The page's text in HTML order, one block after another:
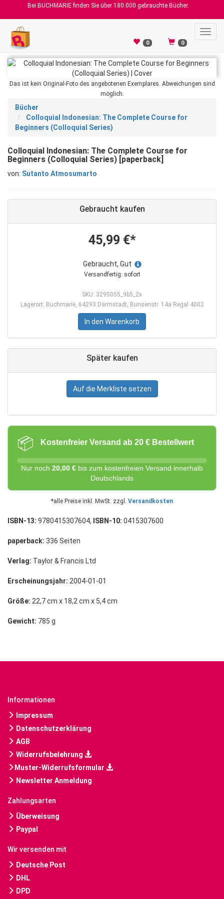
Bei BUCHMARIE finden Sie über 180.000 gebrauchte Bücher.
0 0
Das ist kein Original-Foto des angebotenen Exemplares. Abweichungen sind
möglich.
Bücher
Colloquial Indonesian: The Complete Course for
Beginners (Colloquial Series)
Colloquial Indonesian: The Complete Course for
Beginners (Colloquial Series) [paperback]
von: Sutanto Atmosumarto
Gebraucht kaufen
45,99 €*
Gebraucht, Gut
Versandfertig: sofort
SKU: 3295055_9b5_2x
Lagerort: Buchmarie, 64293 Darmstadt, Bunsenstr. 14a Regal 4002
In den Warenkorb
Später kaufen
Auf die Merkliste setzen
📦 Kostenfreier Versand ab 20 € Bestellwert
Nur noch 20,00 € bis zum kostenfreien Versand innerhalb
Deutschlands
*alle Preise inkl. MwSt. zzgl. Versandkosten
ISBN-13: 9780415307604, ISBN-10: 0415307600
paperback: 336 Seiten
Verlag: Taylor & Francis Ltd
Erscheinungsjahr: 2004-01-01
Größe: 22,7 cm x 18,2 cm x 5,4 cm
Gewicht: 785 g
Informationen
Impressum
Datenschutzerklärung
AGB
Widerrufsbelehrung
Muster-Widerrufsformular
Newsletter Anmeldung
Zahlungsarten
Überweisung
Paypal
Wir versenden mit
Deutsche Post
DHL
DPD